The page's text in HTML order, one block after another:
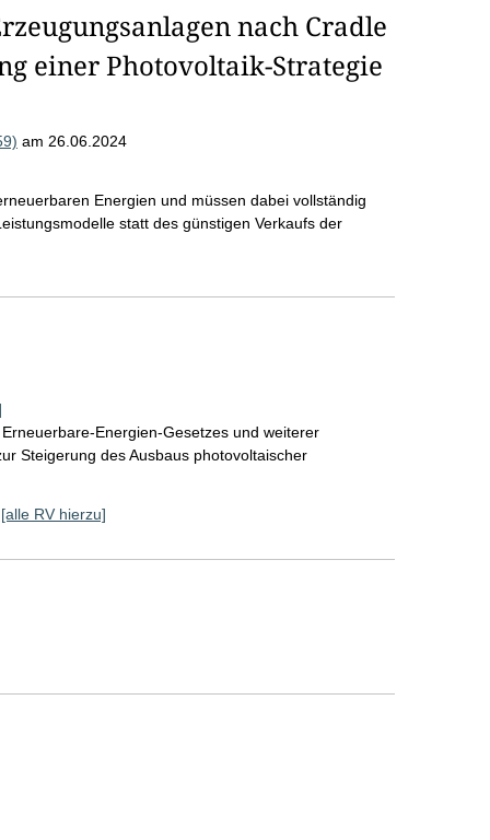
nach Cradle
einer Photovoltaik-Strategie
am 26.06.2024
Energien und müssen dabei vollständig
statt des günstigen Verkaufs der
Energien-Gesetzes und weiterer
Steigerung des Ausbaus photovoltaischer
[alle RV hierzu]